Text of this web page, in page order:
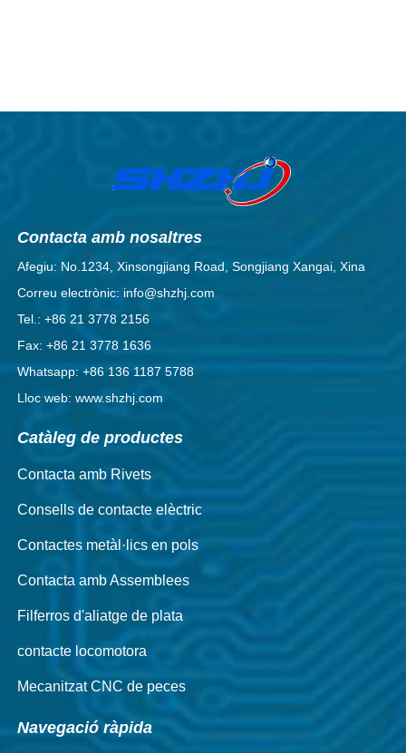
Contacta amb nosaltres
Afegiu: No.1234, Xinsongjiang Road, Songjiang Xangai, Xina
Correu electrònic: info@shzhj.com
Tel.: +86 21 3778 2156
Fax: +86 21 3778 1636
Whatsapp: +86 136 1187 5788
Lloc web: www.shzhj.com
Catàleg de productes
Contacta amb Rivets
Consells de contacte elèctric
Contactes metàl·lics en pols
Contacta amb Assemblees
Filferros d'aliatge de plata
contacte locomotora
Mecanitzat CNC de peces
Navegació ràpida